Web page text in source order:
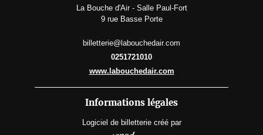
La Bouche d'Air - Salle Paul-Fort
9 rue Basse Porte
billetterie@labouchedair.com
0251721010
www.labouchedair.com
Informations légales
Logiciel de billetterie créé par